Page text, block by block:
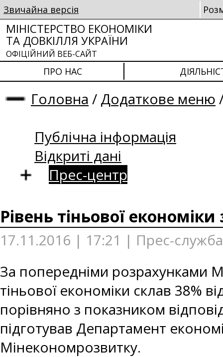
Звичайна версія
МІНІСТЕРСТВО ЕКОНОМІКИ
ТА ДОВКІЛЛЯ УКРАЇНИ
ОФІЦІЙНИЙ ВЕБ-САЙТ
ПРО НАС
Головна / Додаткове меню
Публічна інформація
Відкриті дані
Прес-центр
Рівень тіньової
17.11.2016 | 17:21 | Прес-
За попередніми розрахунками
тіньової економіки склав 38%
порівняно з показником
підготував Департамент
Мінекономрозвитку.